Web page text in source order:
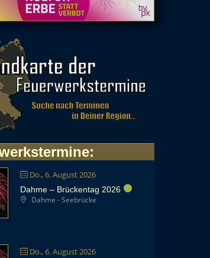
:
Do., 6. August 2026
Dahme – Brückentag 2026
Dahme - Seebrücke
Do., 6. August 2026